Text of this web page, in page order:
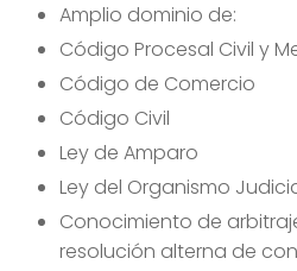
Amplio dominio de:
Código Procesal Civil y
Código de Comercio
Código Civil
Ley de Amparo
Ley del Organismo
Conocimiento de
resolución alterna de